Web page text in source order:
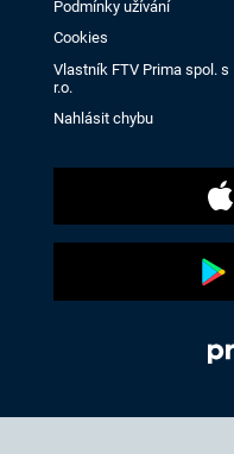
Podmínky užívání
Cookies
Vlastník FTV Prima spol. s
r.o.
Nahlásit chybu